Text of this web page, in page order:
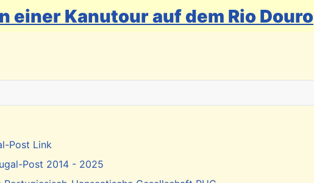
einer Kanutour auf dem Rio Douro
bei Einreise auf die Kapverden beachten
Post Link
Post 2014 - 2025